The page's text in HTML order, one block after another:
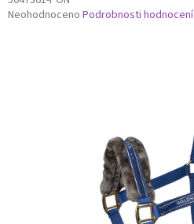
Průměrné
Neohodnoceno Podrobnosti hodnocení